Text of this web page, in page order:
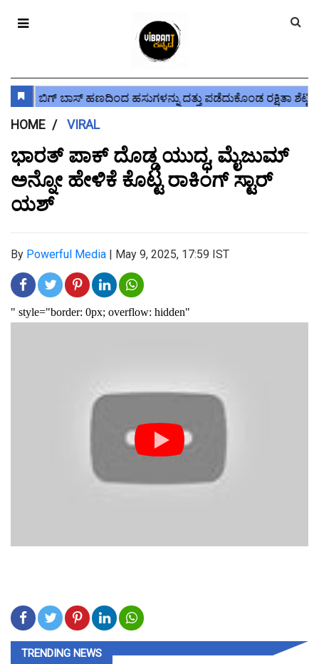
HOME VIRAL
ಭಾರತ್ ಪಾಕ್ ದೊಡ್ಡ ಯುದ್ಧ, ಮೈಜುಮ್
ಅನ್ನೋ ಹೇಳಿಕೆ ಕೊಟ್ಟ ರಾಕಿಂಗ್ ಸ್ಟಾರ್
ಯಶ್
By Powerful Media | May 9, 2025, 17:59 IST
TRENDING NEWS